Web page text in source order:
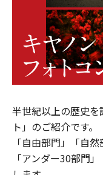
半世紀以上の歴史
ト」のご紹介です。
「自由部門」「自
「アンダー30部門